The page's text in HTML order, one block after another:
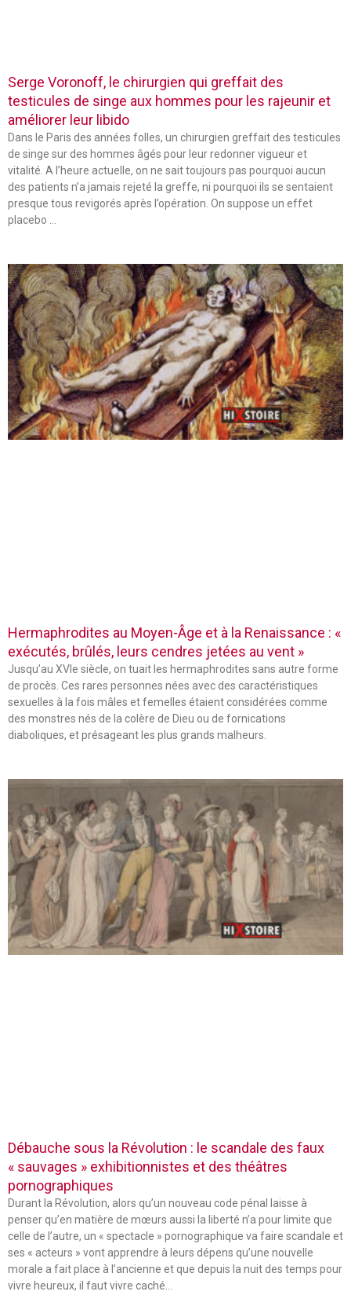
Serge Voronoff, le chirurgien qui greffait des
testicules de singe aux hommes pour les rajeunir et
améliorer leur libido
Dans le Paris des années folles, un chirurgien greffait des testicules
de singe sur des hommes âgés pour leur redonner vigueur et
vitalité. A l’heure actuelle, on ne sait toujours pas pourquoi aucun
des patients n’a jamais rejeté la greffe, ni pourquoi ils se sentaient
presque tous revigorés après l’opération. On suppose un effet
placebo …
Hermaphrodites au Moyen-Âge et à la Renaissance : «
exécutés, brûlés, leurs cendres jetées au vent »
Jusqu’au XVIe siècle, on tuait les hermaphrodites sans autre forme
de procès. Ces rares personnes nées avec des caractéristiques
sexuelles à la fois mâles et femelles étaient considérées comme
des monstres nés de la colère de Dieu ou de fornications
diaboliques, et présageant les plus grands malheurs.
Débauche sous la Révolution : le scandale des faux
« sauvages » exhibitionnistes et des théâtres
pornographiques
Durant la Révolution, alors qu’un nouveau code pénal laisse à
penser qu’en matière de mœurs aussi la liberté n’a pour limite que
celle de l’autre, un « spectacle » pornographique va faire scandale et
ses « acteurs » vont apprendre à leurs dépens qu’une nouvelle
morale a fait place à l’ancienne et que depuis la nuit des temps pour
vivre heureux, il faut vivre caché…